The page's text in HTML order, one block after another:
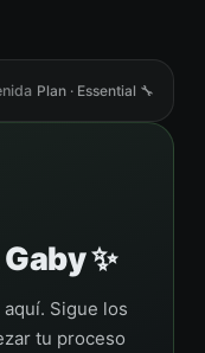
Plan · Essential 🔧
Gaby ✨
Sigue los
tu proceso